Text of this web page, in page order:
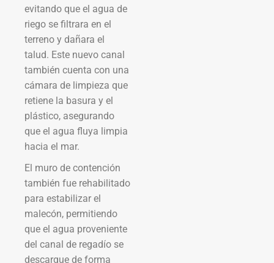
evitando que el agua de
riego se filtrara en el
terreno y dañara el
talud. Este nuevo canal
también cuenta con una
cámara de limpieza que
retiene la basura y el
plástico, asegurando
que el agua fluya limpia
hacia el mar.
El muro de contención
también fue rehabilitado
para estabilizar el
malecón, permitiendo
que el agua proveniente
del canal de regadío se
descargue de forma